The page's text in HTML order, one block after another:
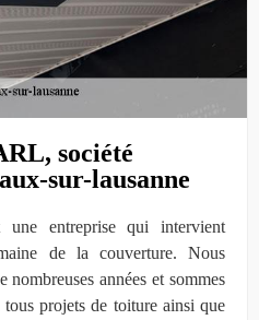
société
sur-lausanne
entreprise qui intervient
de la couverture. Nous
nombreuses années et sommes
projets de toiture ainsi que